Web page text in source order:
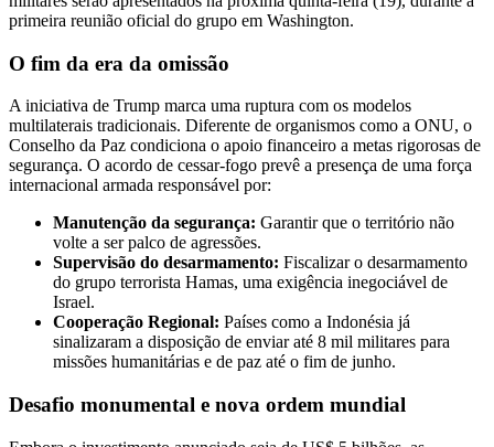
primeira reunião oficial do grupo em Washington.
O fim da era da omissão
A iniciativa de Trump marca uma ruptura com os modelos
multilaterais tradicionais. Diferente de organismos como a ONU, o
Conselho da Paz condiciona o apoio financeiro a metas rigorosas de
segurança. O acordo de cessar-fogo prevê a presença de uma força
internacional armada responsável por:
Manutenção da segurança: Garantir que o território não
volte a ser palco de agressões.
Supervisão do desarmamento: Fiscalizar o desarmamento
do grupo terrorista Hamas, uma exigência inegociável de
Israel.
Cooperação Regional: Países como a Indonésia já
sinalizaram a disposição de enviar até 8 mil militares para
missões humanitárias e de paz até o fim de junho.
Desafio monumental e nova ordem mundial